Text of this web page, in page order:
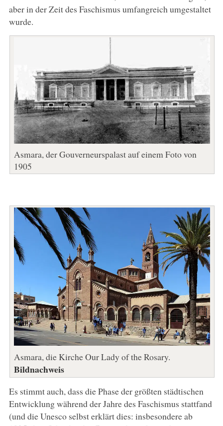
aber in der Zeit des Faschismus umfangreich umgestaltet
wurde.
Asmara, der Gouverneurspalast auf einem Foto von
1905
Asmara, die Kirche Our Lady of the Rosary.
Bildnachweis
Es stimmt auch, dass die Phase der größten städtischen
Entwicklung während der Jahre des Faschismus stattfand
(und die Unesco selbst erklärt dies: insbesondere ab